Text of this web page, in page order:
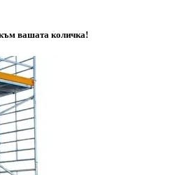
вашата количка!